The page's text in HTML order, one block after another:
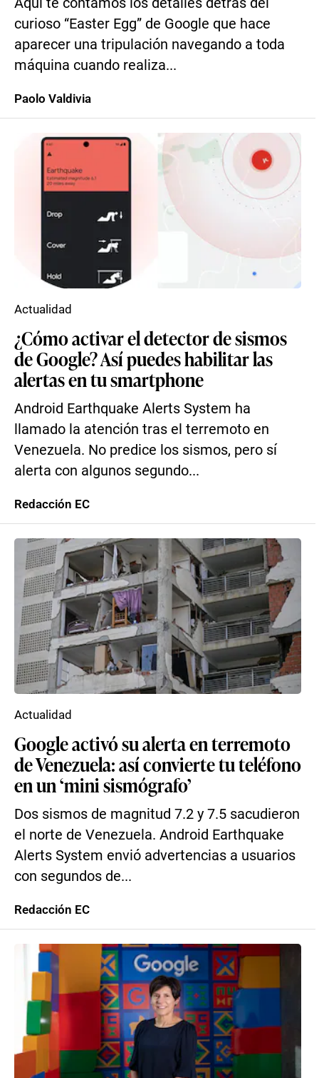
curioso “Easter Egg” de Google que hace
aparecer una tripulación navegando a toda
máquina cuando realiza...
Paolo Valdivia
¿Cómo activar el detector de sismos
de Google? Así puedes habilitar las
alertas en tu smartphone
Android Earthquake Alerts System ha
llamado la atención tras el terremoto en
Venezuela. No predice los sismos, pero sí
alerta con algunos segundo...
Actualidad
Redacción EC
Google activó su alerta en terremoto
de Venezuela: así convierte tu teléfono
en un ‘mini sismógrafo’
Dos sismos de magnitud 7.2 y 7.5 sacudieron
el norte de Venezuela. Android Earthquake
Alerts System envió advertencias a usuarios
con segundos de...
Actualidad
Redacción EC